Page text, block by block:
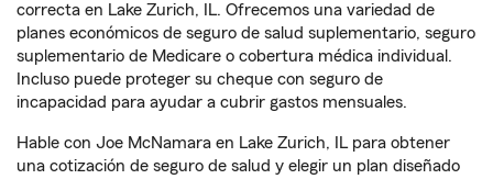
correcta en Lake Zurich, IL. Ofrecemos una variedad de
planes económicos de seguro de salud suplementario, seguro
suplementario de Medicare o cobertura médica individual.
Incluso puede proteger su cheque con seguro de
incapacidad para ayudar a cubrir gastos mensuales.
Hable con Joe McNamara en Lake Zurich, IL para obtener
una cotización de seguro de salud y elegir un plan diseñado